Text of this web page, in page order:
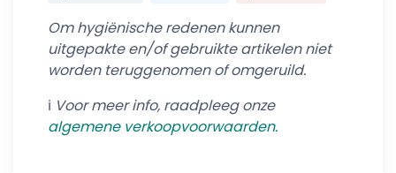
Om hygiënische redenen kunnen
uitgepakte en/of gebruikte artikelen niet
worden teruggenomen of omgeruild.
ℹ️ Voor meer info, raadpleeg onze
algemene verkoopvoorwaarden.